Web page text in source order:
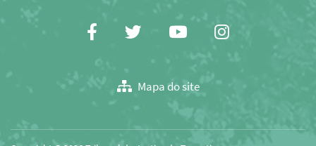
para
FacebookTwitterYoutubeInstagram
Mapa do site